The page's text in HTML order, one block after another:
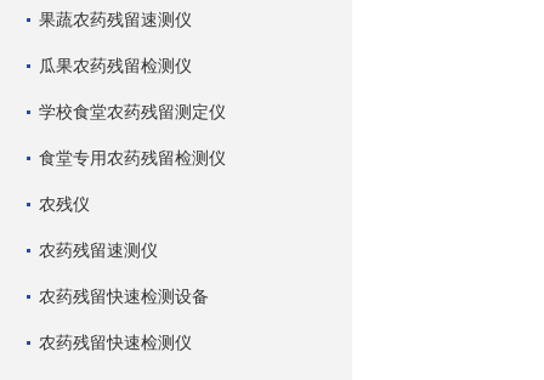
果蔬农药残留速测仪
瓜果农药残留检测仪
学校食堂农药残留测定仪
食堂专用农药残留检测仪
农残仪
农药残留速测仪
农药残留快速检测设备
农药残留快速检测仪